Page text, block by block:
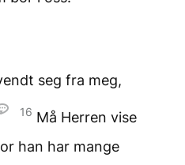
seg fra meg,
16 Må Herren vise
han har mange